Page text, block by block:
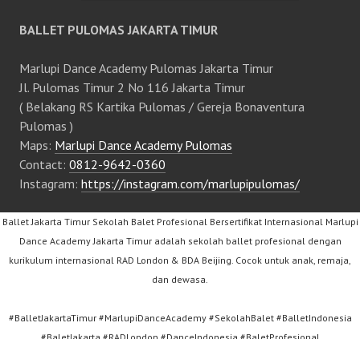
BALLET PULOMAS JAKARTA TIMUR
Marlupi Dance Academy Pulomas Jakarta Timur
Jl. Pulomas Timur 2 No 116 Jakarta Timur
( Belakang RS Kartika Pulomas / Gereja Bonaventura
Pulomas )
Maps: Marlupi Dance Academy Pulomas
Contact: 0812-9642-0360
Instagram: https://instagram.com/marlupipulomas/
Ballet Jakarta Timur Sekolah Balet Profesional Bersertifikat Internasional Marlupi
Dance Academy Jakarta Timur adalah sekolah ballet profesional dengan
kurikulum internasional RAD London & BDA Beijing. Cocok untuk anak, remaja,
dan dewasa.
#BalletJakartaTimur #MarlupiDanceAcademy #SekolahBalet #BalletIndonesia